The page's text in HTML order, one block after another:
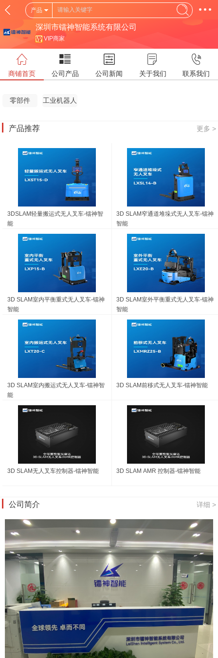
产品
深圳市镭神智能系统有限公司
VIP商家
商铺首页 公司产品 公司新闻 关于我们 联系我们
零部件 工业机器人
产品推荐 更多 >
3DSLAM轻量搬运式无人叉车-镭神智
能
3D SLAM窄通道堆垛式无人叉车-镭神
智能
3D SLAM室内平衡重式无人叉车-镭神
智能
3D SLAM室外平衡重式无人叉车-镭神
智能
3D SLAM室内搬运式无人叉车-镭神智
能
3D SLAM前移式无人叉车-镭神智能
3D SLAM无人叉车控制器-镭神智能 3D SLAM AMR 控制器-镭神智能
公司简介 详细 >